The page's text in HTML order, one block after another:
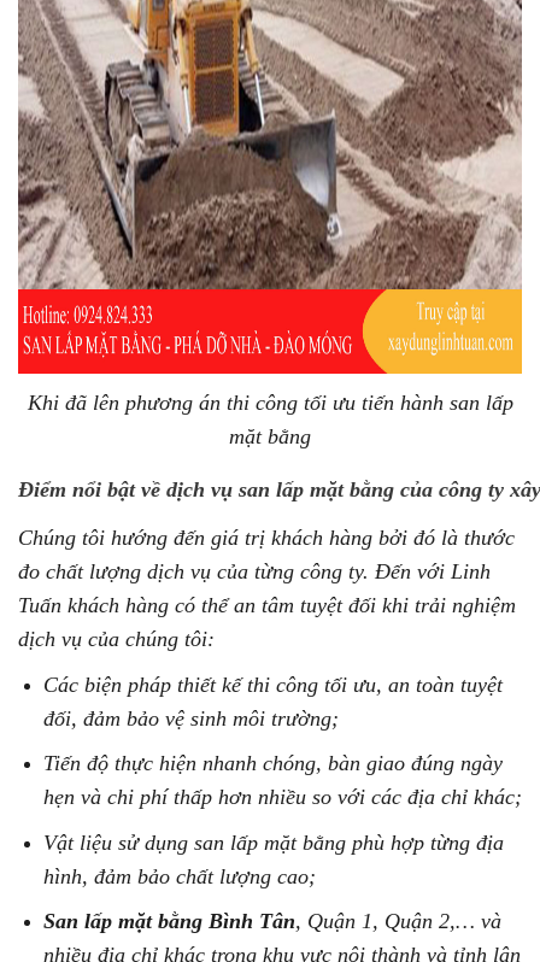
Khi đã lên phương án thi công tối ưu tiến hành san lấp
mặt bằng
Điểm nổi bật về dịch vụ san lấp mặt bằng của công ty
Chúng tôi hướng đến giá trị khách hàng bởi đó là thước
đo chất lượng dịch vụ của từng công ty. Đến với Linh
Tuấn khách hàng có thể an tâm tuyệt đối khi trải nghiệm
dịch vụ của chúng tôi:
Các biện pháp thiết kế thi công tối ưu, an toàn tuyệt
đối, đảm bảo vệ sinh môi trường;
Tiến độ thực hiện nhanh chóng, bàn giao đúng ngày
hẹn và chi phí thấp hơn nhiều so với các địa chỉ khác;
Vật liệu sử dụng san lấp mặt bằng phù hợp từng địa
hình, đảm bảo chất lượng cao;
San lấp mặt bằng Bình Tân, Quận 1, Quận 2,… và
nhiều địa chỉ khác trong khu vực nội thành và tỉnh lân